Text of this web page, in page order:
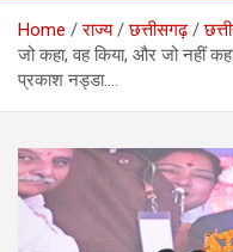
Home राज्य छत्तीसगढ़
जो कहा, वह किया, और जो नहीं
प्रकाश नड्डा….